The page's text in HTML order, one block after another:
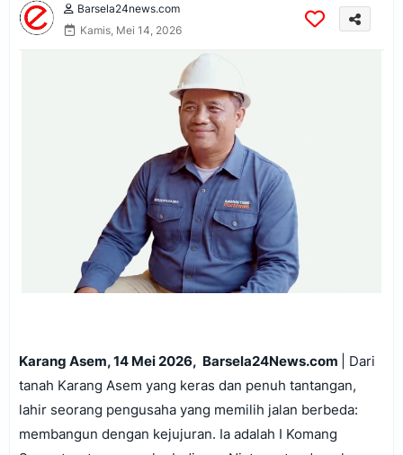
Barsela24news.com
Kamis, Mei 14, 2026
Karang Asem, 14 Mei 2026, Barsela24News.com
| Dari
tanah Karang Asem yang keras dan penuh tantangan,
lahir seorang pengusaha yang memilih jalan berbeda:
membangun dengan kejujuran. Ia adalah I Komang